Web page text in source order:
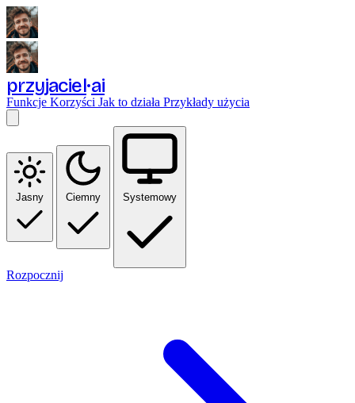
przyjaciel ai
Funkcje Korzyści Jak to działa Przykłady użycia
Jasny Ciemny Systemowy
Rozpocznij